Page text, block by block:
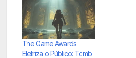
The Game Awards
Eletriza o Público: Tomb